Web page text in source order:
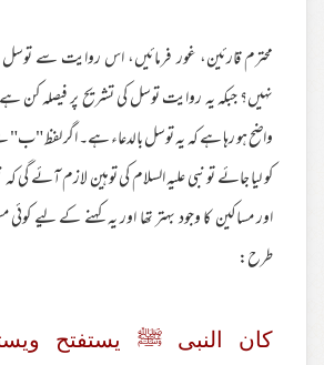
محترم قارئین، غور فرمائیں، اس روایت سے توسل
نہیں؟ جبکہ یہ روایت توسل کی تشریح پر فیصلہ کن
واضح ہو رہا ہے کہ یہ توسل بالدعاء ہے۔ اگر لفظ "ب"
کو لیا جائے تو نبی علیہ السلام کی توہین لازم آئے گی
اور مساکین کا وجود بہتر تھا اور یہ کہنے کے لیے کوئی
طرح:
كان النبى ﷺ يستفتح